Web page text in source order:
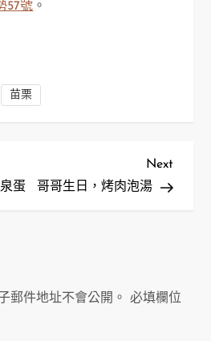
57號 。
苗栗
蛋
Next
Post
Next
哥哥生日，烤肉泡湯
郵件地址不會公開。
必填欄位